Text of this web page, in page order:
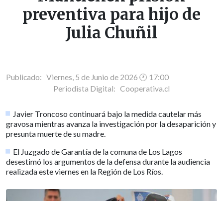
preventiva para hijo de
Julia Chuñil
Publicado: Viernes, 5 de Junio de 2026 🕐 17:00
Periodista Digital: Cooperativa.cl
Javier Troncoso continuará bajo la medida cautelar más
gravosa mientras avanza la investigación por la desaparición y
presunta muerte de su madre.
El Juzgado de Garantía de la comuna de Los Lagos
desestimó los argumentos de la defensa durante la audiencia
realizada este viernes en la Región de Los Ríos.